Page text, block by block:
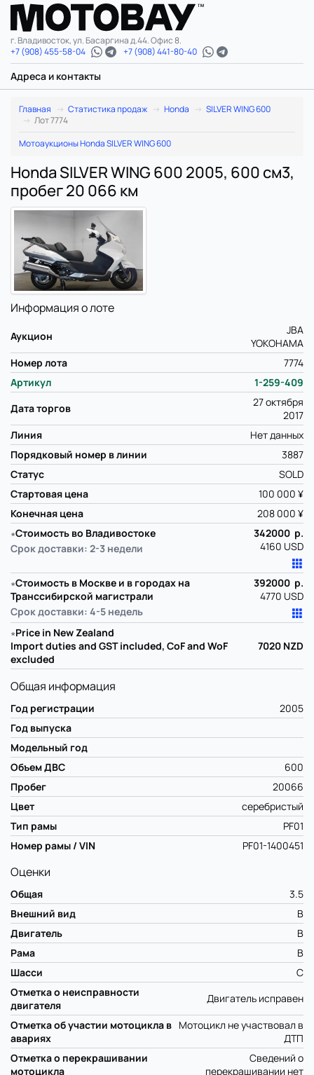
г. Владивосток, ул. Басаргина д.44. Офис 8.
+7 (908) 455-58-04
+7 (908) 441-80-40
Адреса и контакты
Главная Статистика продаж Honda
SILVER WING 600
Лот 7774
Мотоаукционы Honda SILVER WING 600
Honda SILVER WING 600 2005, 600 см3,
пробег 20 066 км
Информация о лоте
Аукцион
JBA
YOKOHAMA
Номер лота
7774
Артикул
1-259-409
Дата торгов
27 октября
2017
Линия
Нет данных
Порядковый номер в линии
3887
Статус
SOLD
Стартовая цена
100 000 ¥
Конечная цена
208 000 ¥
∗Стоимость во Владивостоке
Срок доставки: 2-3 недели
342000 р.
4160 USD
∗Стоимость в Москве и в городах на
Транссибирской магистрали
Срок доставки: 4-5 недель
392000 р.
4770 USD
∗Price in New Zealand
Import duties and GST included, CoF and WoF
excluded
7020 NZD
Общая информация
Год регистрации
2005
Год выпуска
Модельный год
Объем ДВС
600
Пробег
20066
Цвет
серебристый
Тип рамы
PF01
Номер рамы / VIN
PF01-1400451
Оценки
Общая
3.5
Внешний вид
B
Двигатель
B
Рама
B
Шасси
C
Отметка о неисправности
двигателя
Двигатель исправен
Отметка об участии мотоцикла в
авариях
Мотоцикл не участвовал в
ДТП
Отметка о перекрашивании
мотоцикла
Сведений о
перекрашивании нет